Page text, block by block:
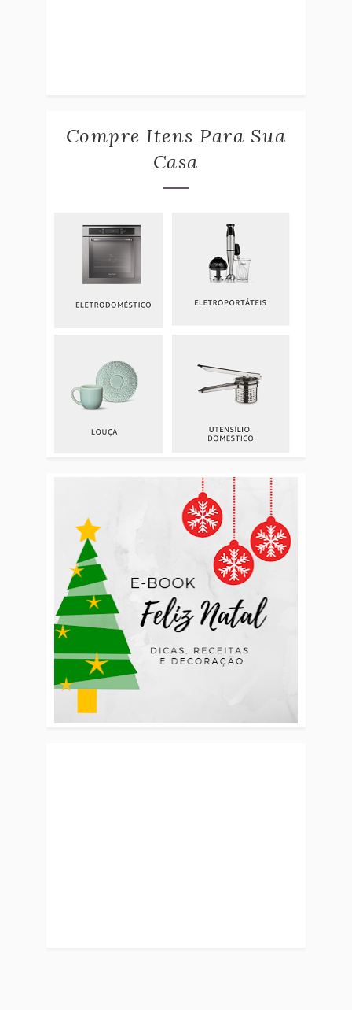
Compre Itens Para Sua
Casa